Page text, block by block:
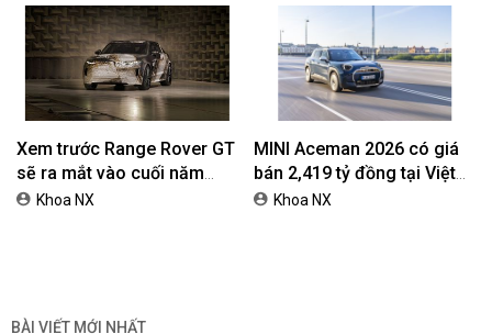
ngantnt
42,69 Triệu Đồng
ngantnt
Volkswagen Việt Nam nhận
Honda Việt Nam giới thiệu